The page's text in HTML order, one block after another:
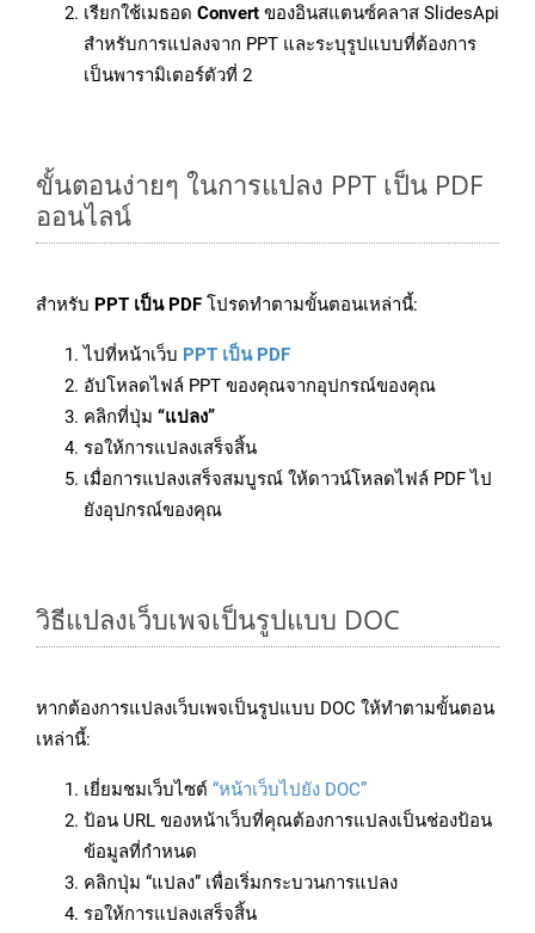
เรียกใช้เมธอด Convert ของอินสแตนซ์คลาส SlidesApi
สำหรับการแปลงจาก PPT และระบุรูปแบบที่ต้องการ
เป็นพารามิเตอร์ตัวที่ 2
ขั้นตอนง่ายๆ ในการแปลง PPT เป็น PDF
ออนไลน์
สำหรับ PPT เป็น PDF โปรดทำตามขั้นตอนเหล่านี้:
ไปที่หน้าเว็บ PPT เป็น PDF
อัปโหลดไฟล์ PPT ของคุณจากอุปกรณ์ของคุณ
คลิกที่ปุ่ม “แปลง”
รอให้การแปลงเสร็จสิ้น
เมื่อการแปลงเสร็จสมบูรณ์ ให้ดาวน์โหลดไฟล์ PDF ไป
ยังอุปกรณ์ของคุณ
วิธีแปลงเว็บเพจเป็นรูปแบบ DOC
หากต้องการแปลงเว็บเพจเป็นรูปแบบ DOC ให้ทำตามขั้นตอน
เหล่านี้:
เยี่ยมชมเว็บไซต์ “หน้าเว็บไปยัง DOC”
ป้อน URL ของหน้าเว็บที่คุณต้องการแปลงเป็นช่องป้อน
ข้อมูลที่กำหนด
คลิกปุ่ม “แปลง” เพื่อเริ่มกระบวนการแปลง
รอให้การแปลงเสร็จสิ้น